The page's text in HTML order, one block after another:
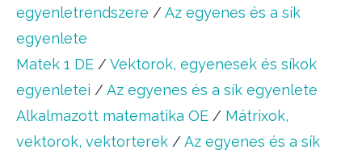
egyenletrendszere / Az egyenes és a sík
egyenlete
Matek 1 DE / Vektorok, egyenesek és síkok
egyenletei / Az egyenes és a sík egyenlete
Alkalmazott matematika OE / Mátrixok,
vektorok, vektorterek / Az egyenes és a sík